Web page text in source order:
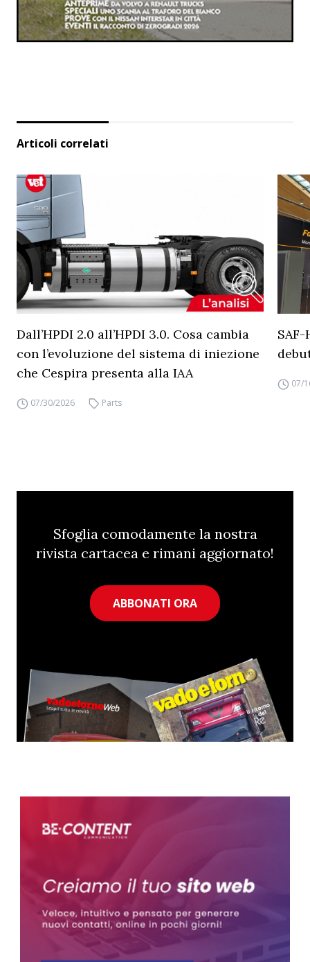
Articoli correlati
Dall’HPDI 2.0 all’HPDI 3.0. Cosa cambia
con l’evoluzione del sistema di iniezione
che Cespira presenta alla IAA
07/30/2026 Parts
07/
Sfoglia comodamente la nostra
rivista cartacea e rimani aggiornato!
ABBONATI ORA